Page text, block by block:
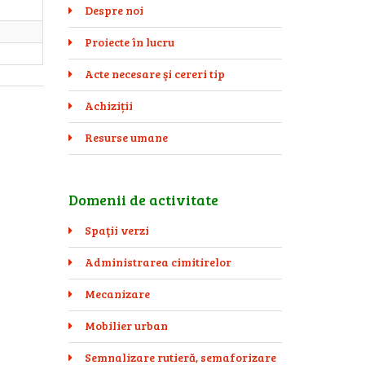
Despre noi
Proiecte în lucru
Acte necesare şi cereri tip
Achiziții
Resurse umane
Domenii de activitate
Spaţii verzi
Administrarea cimitirelor
Mecanizare
Mobilier urban
Semnalizare rutieră, semaforizare